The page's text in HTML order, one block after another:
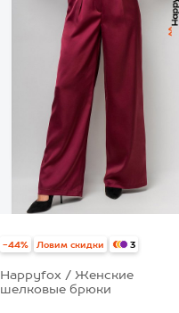
-44% Ловим скидки 3
Happyfox / Женские
шелковые брюки